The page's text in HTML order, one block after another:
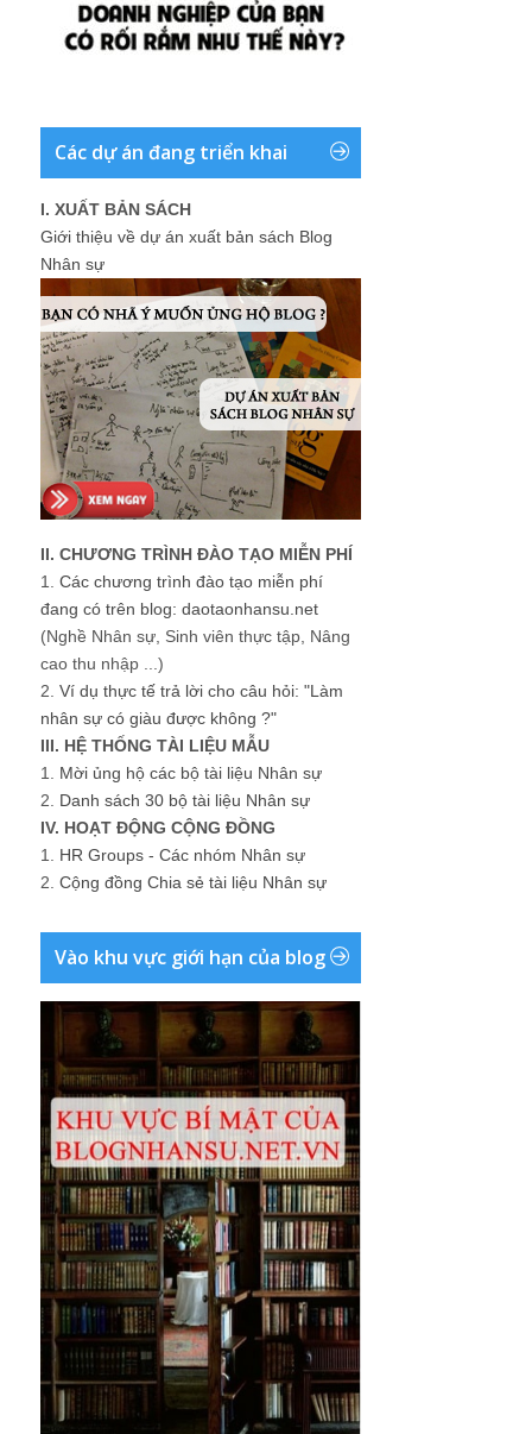
Các dự án đang triển khai
I. XUẤT BẢN SÁCH
Giới thiệu về dự án xuất bản sách Blog
Nhân sự
II. CHƯƠNG TRÌNH ĐÀO TẠO MIỄN PHÍ
1. Các chương trình đào tạo miễn phí
đang có trên blog: daotaonhansu.net
(Nghề Nhân sự, Sinh viên thực tập, Nâng
cao thu nhập ...)
2. Ví dụ thực tế trả lời cho câu hỏi: "Làm
nhân sự có giàu được không ?"
III. HỆ THỐNG TÀI LIỆU MẪU
1. Mời ủng hộ các bộ tài liệu Nhân sự
2. Danh sách 30 bộ tài liệu Nhân sự
IV. HOẠT ĐỘNG CỘNG ĐỒNG
1. HR Groups - Các nhóm Nhân sự
2. Cộng đồng Chia sẻ tài liệu Nhân sự
Vào khu vực giới hạn của blog